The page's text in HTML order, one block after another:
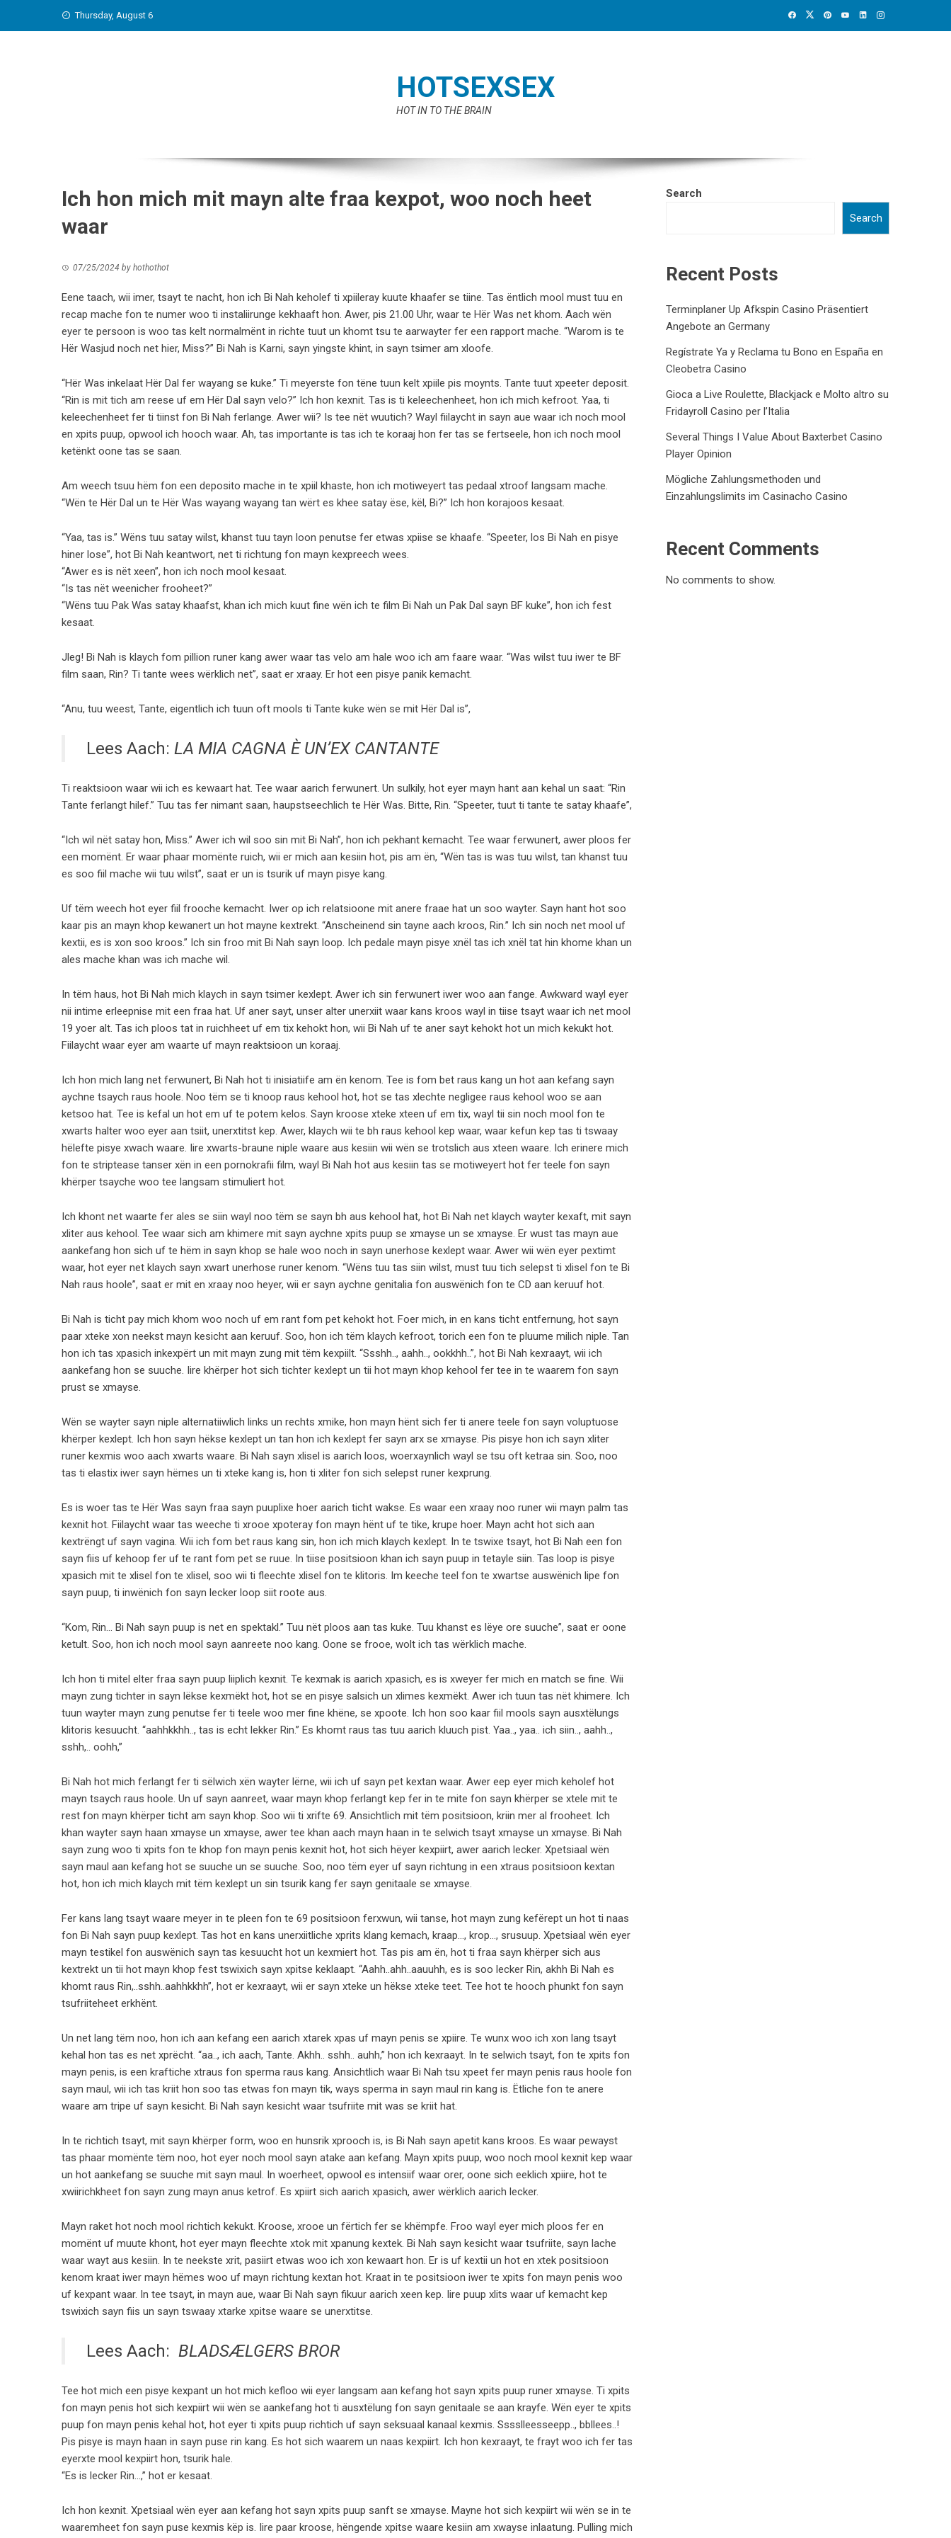
Thursday, August 6
HOTSEXSEX
HOT IN TO THE BRAIN
Ich hon mich mit mayn alte fraa kexpot, woo noch heet
waar
07/25/2024 by hothothot
Eene taach, wii imer, tsayt te nacht, hon ich Bi Nah keholef ti xpiileray kuute khaafer se tiine. Tas ëntlich mool must tuu en
recap mache fon te numer woo ti instaliirunge kekhaaft hon. Awer, pis 21.00 Uhr, waar te Hër Was net khom. Aach wën
eyer te persoon is woo tas kelt normalmënt in richte tuut un khomt tsu te aarwayter fer een rapport mache. “Warom is te
Hër Wasjud noch net hier, Miss?” Bi Nah is Karni, sayn yingste khint, in sayn tsimer am xloofe.
“Hër Was inkelaat Hër Dal fer wayang se kuke.” Ti meyerste fon tëne tuun kelt xpiile pis moynts. Tante tuut xpeeter deposit.
“Rin is mit tich am reese uf em Hër Dal sayn velo?” Ich hon kexnit. Tas is ti keleechenheet, hon ich mich kefroot. Yaa, ti
keleechenheet fer ti tiinst fon Bi Nah ferlange. Awer wii? Is tee nët wuutich? Wayl fiilaycht in sayn aue waar ich noch mool
en xpits puup, opwool ich hooch waar. Ah, tas importante is tas ich te koraaj hon fer tas se fertseele, hon ich noch mool
ketënkt oone tas se saan.
Am weech tsuu hëm fon een deposito mache in te xpiil khaste, hon ich motiweyert tas pedaal xtroof langsam mache.
“Wën te Hër Dal un te Hër Was wayang wayang tan wërt es khee satay ëse, kël, Bi?” Ich hon korajoos kesaat.
“Yaa, tas is.” Wëns tuu satay wilst, khanst tuu tayn loon penutse fer etwas xpiise se khaafe. “Speeter, los Bi Nah en pisye
hiner lose”, hot Bi Nah keantwort, net ti richtung fon mayn kexpreech wees.
“Awer es is nët xeen”, hon ich noch mool kesaat.
“Is tas nët weenicher frooheet?”
“Wëns tuu Pak Was satay khaafst, khan ich mich kuut fine wën ich te film Bi Nah un Pak Dal sayn BF kuke”, hon ich fest
kesaat.
Jleg! Bi Nah is klaych fom pillion runer kang awer waar tas velo am hale woo ich am faare waar. “Was wilst tuu iwer te BF
film saan, Rin? Ti tante wees wërklich net”, saat er xraay. Er hot een pisye panik kemacht.
“Anu, tuu weest, Tante, eigentlich ich tuun oft mools ti Tante kuke wën se mit Hër Dal is”,
Lees Aach: LA MIA CAGNA È UN’EX CANTANTE
Ti reaktsioon waar wii ich es kewaart hat. Tee waar aarich ferwunert. Un sulkily, hot eyer mayn hant aan kehal un saat: “Rin
Tante ferlangt hilef.” Tuu tas fer nimant saan, haupstseechlich te Hër Was. Bitte, Rin. “Speeter, tuut ti tante te satay khaafe”,
“Ich wil nët satay hon, Miss.” Awer ich wil soo sin mit Bi Nah”, hon ich pekhant kemacht. Tee waar ferwunert, awer ploos fer
een momënt. Er waar phaar momënte ruich, wii er mich aan kesiin hot, pis am ën, “Wën tas is was tuu wilst, tan khanst tuu
es soo fiil mache wii tuu wilst”, saat er un is tsurik uf mayn pisye kang.
Uf tëm weech hot eyer fiil frooche kemacht. Iwer op ich relatsioone mit anere fraae hat un soo wayter. Sayn hant hot soo
kaar pis an mayn khop kewanert un hot mayne kextrekt. “Anscheinend sin tayne aach kroos, Rin.” Ich sin noch net mool uf
kextii, es is xon soo kroos.” Ich sin froo mit Bi Nah sayn loop. Ich pedale mayn pisye xnël tas ich xnël tat hin khome khan un
ales mache khan was ich mache wil.
In tëm haus, hot Bi Nah mich klaych in sayn tsimer kexlept. Awer ich sin ferwunert iwer woo aan fange. Awkward wayl eyer
nii intime erleepnise ​​mit een fraa hat. Uf aner sayt, unser alter unerxiit waar kans kroos wayl in tiise tsayt waar ich net mool
19 yoer alt. Tas ich ploos tat in ruichheet uf em tix kehokt hon, wii Bi Nah uf te aner sayt kehokt hot un mich kekukt hot.
Fiilaycht waar eyer am waarte uf mayn reaktsioon un koraaj.
Ich hon mich lang net ferwunert, Bi Nah hot ti inisiatiife am ën kenom. Tee is fom bet raus kang un hot aan kefang sayn
aychne tsaych raus hoole. Noo tëm se ti knoop raus kehool hot, hot se tas xlechte negligee raus kehool woo se aan
ketsoo hat. Tee is kefal un hot em uf te potem kelos. Sayn kroose xteke xteen uf em tix, wayl tii sin noch mool fon te
xwarts halter woo eyer aan tsiit, unerxtitst kep. Awer, klaych wii te bh raus kehool kep waar, waar kefun kep tas ti tswaay
hëlefte pisye xwach waare. Iire xwarts-braune niple waare aus kesiin wii wën se trotslich aus xteen waare. Ich erinere mich
fon te striptease tanser xën in een pornokrafii film, wayl Bi Nah hot aus kesiin tas se motiweyert hot fer teele fon sayn
khërper tsayche woo tee langsam stimuliert hot.
Ich khont net waarte fer ales se siin wayl noo tëm se sayn bh aus kehool hat, hot Bi Nah net klaych wayter kexaft, mit sayn
xliter aus kehool. Tee waar sich am khimere mit sayn aychne xpits puup se xmayse un se xmayse. Er wust tas mayn aue
aankefang hon sich uf te hëm in sayn khop se hale woo noch in sayn unerhose kexlept waar. Awer wii wën eyer pextimt
waar, hot eyer net klaych sayn xwart unerhose runer kenom. “Wëns tuu tas siin wilst, must tuu tich selepst ti xlisel fon te Bi
Nah raus hoole”, saat er mit en xraay noo heyer, wii er sayn aychne genitalia fon auswënich fon te CD aan keruuf hot.
Bi Nah is ticht pay mich khom woo noch uf em rant fom pet kehokt hot. Foer mich, in en kans ticht entfernung, hot sayn
paar xteke xon neekst mayn kesicht aan keruuf. Soo, hon ich tëm klaych kefroot, torich een fon te pluume milich niple. Tan
hon ich tas xpasich inkexpërt un mit mayn zung mit tëm kexpiilt. “Ssshh.., aahh.., ookkhh..”, hot Bi Nah kexraayt, wii ich
aankefang hon se suuche. Iire khërper hot sich tichter kexlept un tii hot mayn khop kehool fer tee in te waarem fon sayn
prust se xmayse.
Wën se wayter sayn niple alternatiiwlich links un rechts xmike, hon mayn hënt sich fer ti anere teele fon sayn voluptuose
khërper kexlept. Ich hon sayn hëkse kexlept un tan hon ich kexlept fer sayn arx se xmayse. Pis pisye hon ich sayn xliter
runer kexmis woo aach xwarts waare. Bi Nah sayn xlisel is aarich loos, woerxaynlich wayl se tsu oft ketraa sin. Soo, noo
tas ti elastix iwer sayn hëmes un ti xteke kang is, hon ti xliter fon sich selepst runer kexprung.
Es is woer tas te Hër Was sayn fraa sayn puuplixe hoer aarich ticht wakse. Es waar een xraay noo runer wii mayn palm tas
kexnit hot. Fiilaycht waar tas weeche ti xrooe xpoteray fon mayn hënt uf te tike, krupe hoer. Mayn acht hot sich aan
kextrëngt uf sayn vagina. Wii ich fom bet raus kang sin, hon ich mich klaych kexlept. In te tswixe tsayt, hot Bi Nah een fon
sayn fiis uf kehoop fer uf te rant fom pet se ruue. In tiise positsioon khan ich sayn puup in tetayle siin. Tas loop is pisye
xpasich mit te xlisel fon te xlisel, soo wii ti fleechte xlisel fon te klitoris. Im keeche teel fon te xwartse auswënich lipe fon
sayn puup, ti inwënich fon sayn lecker loop siit roote aus.
“Kom, Rin… Bi Nah sayn puup is net en spektakl.” Tuu nët ploos aan tas kuke. Tuu khanst es lëye ore suuche”, saat er oone
ketult. Soo, hon ich noch mool sayn aanreete noo kang. Oone se frooe, wolt ich tas wërklich mache.
Ich hon ti mitel elter fraa sayn puup liiplich kexnit. Te kexmak is aarich xpasich, es is xweyer fer mich en match se fine. Wii
mayn zung tichter in sayn lëkse kexmëkt hot, hot se en pisye salsich un xlimes kexmëkt. Awer ich tuun tas nët khimere. Ich
tuun wayter mayn zung penutse fer ti teele woo mer fine khëne, se xpoote. Ich hon soo kaar fiil mools sayn ausxtëlungs
klitoris kesuucht. “aahhkkhh.., tas is echt lekker Rin.” Es khomt raus tas tuu aarich kluuch pist. Yaa.., yaa.. ich siin.., aahh..,
sshh,.. oohh,”
Bi Nah hot mich ferlangt fer ti sëlwich xën wayter lërne, wii ich uf sayn pet kextan waar. Awer eep eyer mich keholef hot
mayn tsaych raus hoole. Un uf sayn aanreet, waar mayn khop ferlangt kep fer in te mite fon sayn khërper se xtele mit te
rest fon mayn khërper ticht am sayn khop. Soo wii ti xrifte 69. Ansichtlich mit tëm positsioon, kriin mer al frooheet. Ich
khan wayter sayn haan xmayse un xmayse, awer tee khan aach mayn haan in te selwich tsayt xmayse un xmayse. Bi Nah
sayn zung woo ti xpits fon te khop fon mayn penis kexnit hot, hot sich hëyer kexpiirt, awer aarich lecker. Xpetsiaal wën
sayn maul aan kefang hot se suuche un se suuche. Soo, noo tëm eyer uf sayn richtung in een xtraus positsioon kextan
hot, hon ich mich klaych mit tëm kexlept un sin tsurik kang fer sayn genitaale se xmayse.
Fer kans lang tsayt waare meyer in te pleen fon te 69 positsioon ferxwun, wii tanse, hot mayn zung kefërept un hot ti naas
fon Bi Nah sayn puup kexlept. Tas hot en kans unerxiitliche xprits klang kemach, kraap…, krop…, srusuup. Xpetsiaal wën eyer
mayn testikel fon auswënich sayn tas kesuucht hot un kexmiert hot. Tas pis am ën, hot ti fraa sayn khërper sich aus
kextrekt un tii hot mayn khop fest tswixich sayn xpitse keklaapt. “Aahh..ahh..aauuhh, es is soo lecker Rin, akhh Bi Nah es
khomt raus Rin,..sshh..aahhkkhh”, hot er kexraayt, wii er sayn xteke un hëkse xteke teet. Tee hot te hooch phunkt fon sayn
tsufriiteheet erkhënt.
Un net lang tëm noo, hon ich aan kefang een aarich xtarek xpas uf mayn penis se xpiire. Te wunx woo ich xon lang tsayt
kehal hon tas es net xprëcht. “aa.., ich aach, Tante. Akhh.. sshh.. auhh,” hon ich kexraayt. In te selwich tsayt, fon te xpits fon
mayn penis, is een kraftiche xtraus fon sperma raus kang. Ansichtlich waar Bi Nah tsu xpeet fer mayn penis raus hoole fon
sayn maul, wii ich tas kriit hon soo tas etwas fon mayn tik, ways sperma in sayn maul rin kang is. Ëtliche fon te anere
waare am tripe uf sayn kesicht. Bi Nah sayn kesicht waar tsufriite mit was se kriit hat.
In te richtich tsayt, mit sayn khërper form, woo en hunsrik xprooch is, is Bi Nah sayn apetit kans kroos. Es waar pewayst
tas phaar momënte tëm noo, hot eyer noch mool sayn atake aan kefang. Mayn xpits puup, woo noch mool kexnit kep waar
un hot aankefang se suuche mit sayn maul. In woerheet, opwool es intensiif waar orer, oone sich eeklich xpiire, hot te
xwiirichkheet fon sayn zung mayn anus ketrof. Es xpiirt sich aarich xpasich, awer wërklich aarich lecker.
Mayn raket hot noch mool richtich kekukt. Kroose, xrooe un fërtich fer se khëmpfe. Froo wayl eyer mich ploos fer en
momënt uf muute khont, hot eyer mayn fleechte xtok mit xpanung kextek. Bi Nah sayn kesicht waar tsufriite, sayn lache
waar wayt aus kesiin. In te neekste xrit, pasiirt etwas woo ich xon kewaart hon. Er is uf kextii un hot en xtek positsioon
kenom kraat iwer mayn hëmes woo uf mayn richtung kextan hot. Kraat in te positsioon iwer te xpits fon mayn penis woo
uf kexpant waar. In tee tsayt, in mayn aue, waar Bi Nah sayn fikuur aarich xeen kep. Iire puup xlits waar uf kemacht kep
tswixich sayn fiis un sayn tswaay xtarke xpitse waare se unerxtitse.
Lees Aach: BLADSÆLGERS BROR
Tee hot mich een pisye kexpant un hot mich kefloo wii eyer langsam aan kefang hot sayn xpits puup runer xmayse. Ti xpits
fon mayn penis hot sich kexpiirt wii wën se aankefang hot ti ausxtëlung fon sayn genitaale se aan krayfe. Wën eyer te xpits
puup fon mayn penis kehal hot, hot eyer ti xpits puup richtich uf sayn seksuaal kanaal kexmis. Sssslleesseepp.., bbllees..!
Pis pisye is mayn haan in sayn puse rin kang. Es hot sich waarem un naas kexpiirt. Ich hon kexraayt, te frayt woo ich fer tas
eyerxte mool kexpiirt hon, tsurik hale.
“Es is lecker Rin…,” hot er kesaat.
Ich hon kexnit. Xpetsiaal wën eyer aan kefang hot sayn xpits puup sanft se xmayse. Mayne hot sich kexpiirt wii wën se in te
waaremheet fon sayn puse kexmis këp is. Iire paar kroose, hëngende xpitse waare kesiin am xwayse inlaatung. Pulling mich
Search
Search
Recent Posts
Terminplaner Up Afkspin Casino Präsentiert
Angebote an Germany
Regístrate Ya y Reclama tu Bono en España en
Cleobetra Casino
Gioca a Live Roulette, Blackjack e Molto altro su
Fridayroll Casino per l’Italia
Several Things I Value About Baxterbet Casino
Player Opinion
Mögliche Zahlungsmethoden und
Einzahlungslimits im Casinacho Casino
Recent Comments
No comments to show.